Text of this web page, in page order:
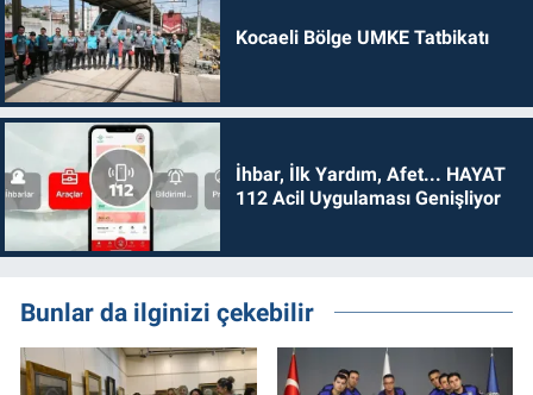
Kocaeli Bölge UMKE Tatbikatı
İhbar, İlk Yardım, Afet... HAYAT
112 Acil Uygulaması Genişliyor
Bunlar da ilginizi çekebilir